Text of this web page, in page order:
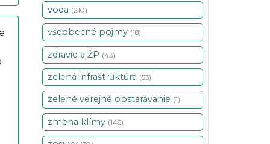
voda (210)
všeobecné pojmy (18)
zdravie a ŽP (43)
zelená infraštruktúra (53)
zelené verejné obstarávanie (1)
zmena klímy (146)